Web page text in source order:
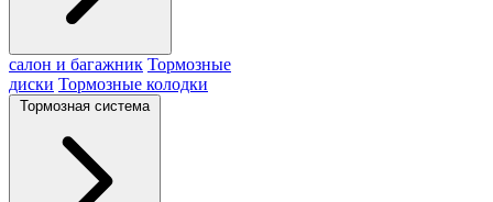
салон и багажник Тормозные
диски Тормозные колодки
Тормозная система